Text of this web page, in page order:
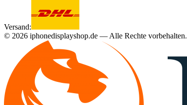
Versand:
© 2026 iphonedisplayshop.de — Alle Rechte vorbehalten.